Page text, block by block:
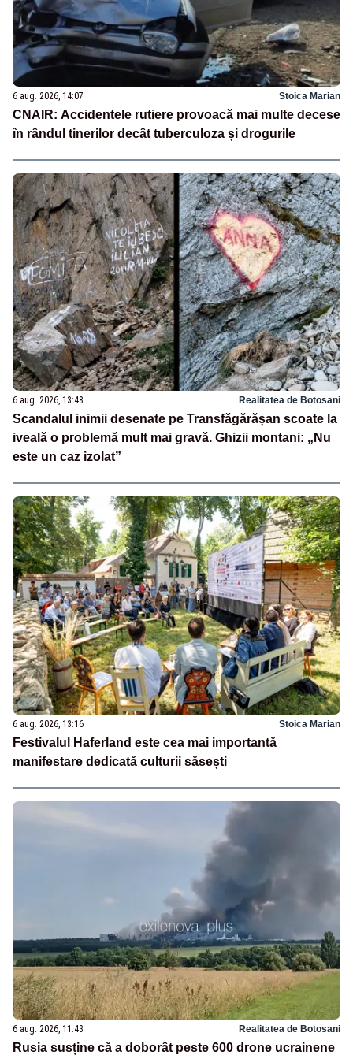
6 aug. 2026, 14:07 Stoica Marian
CNAIR: Accidentele rutiere provoacă mai multe decese
în rândul tinerilor decât tuberculoza și drogurile
6 aug. 2026, 13:48 Realitatea de Botosani
Scandalul inimii desenate pe Transfăgărășan scoate la
iveală o problemă mult mai gravă. Ghizii montani: „Nu
este un caz izolat”
6 aug. 2026, 13:16 Stoica Marian
Festivalul Haferland este cea mai importantă
manifestare dedicată culturii săsești
6 aug. 2026, 11:43 Realitatea de Botosani
Rusia susține că a doborât peste 600 drone ucrainene